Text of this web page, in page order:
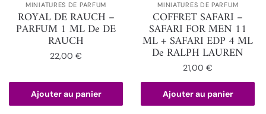
MINIATURES DE PARFUM
ROYAL DE RAUCH –
PARFUM 1 ML De DE
RAUCH
22,00€
Ajouter au panier
MINIATURES DE PARFUM
COFFRET SAFARI –
SAFARI FOR MEN 11
ML + SAFARI EDP 4 ML
De RALPH LAUREN
21,00€
Ajouter au panier